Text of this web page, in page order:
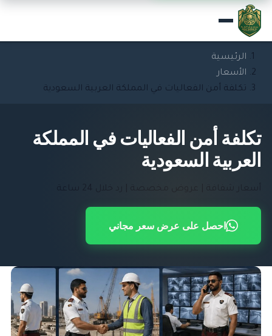
الرئيسية
الأسعار
تكلفة أمن الفعاليات في المملكة العربية السعودية
تكلفة أمن الفعاليات في المملكة
العربية السعودية
احصل على عرض سعر مجاني